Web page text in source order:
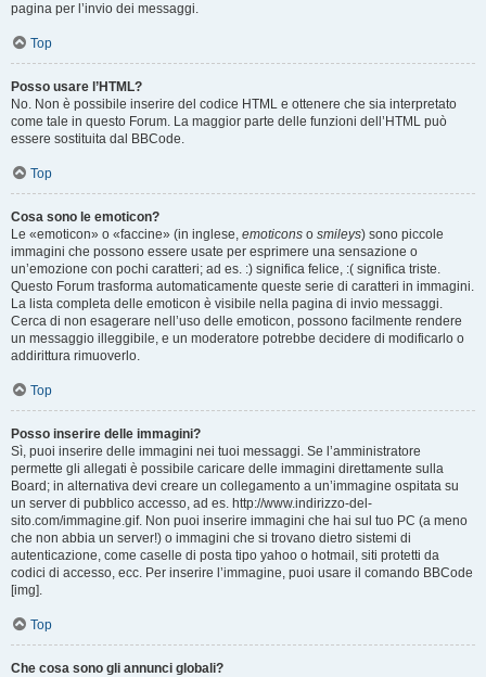
pagina per l’invio dei messaggi.
Top
Posso usare l’HTML?
No. Non è possibile inserire del codice HTML e ottenere che sia interpretato
come tale in questo Forum. La maggior parte delle funzioni dell’HTML può
essere sostituita dal BBCode.
Top
Cosa sono le emoticon?
Le «emoticon» o «faccine» (in inglese, emoticons o smileys) sono piccole
immagini che possono essere usate per esprimere una sensazione o
un’emozione con pochi caratteri; ad es. :) significa felice, :( significa triste.
Questo Forum trasforma automaticamente queste serie di caratteri in immagini.
La lista completa delle emoticon è visibile nella pagina di invio messaggi.
Cerca di non esagerare nell’uso delle emoticon, possono facilmente rendere
un messaggio illeggibile, e un moderatore potrebbe decidere di modificarlo o
addirittura rimuoverlo.
Top
Posso inserire delle immagini?
Sì, puoi inserire delle immagini nei tuoi messaggi. Se l’amministratore
permette gli allegati è possibile caricare delle immagini direttamente sulla
Board; in alternativa devi creare un collegamento a un’immagine ospitata su
un server di pubblico accesso, ad es. http://www.indirizzo-del-
sito.com/immagine.gif. Non puoi inserire immagini che hai sul tuo PC (a meno
che non abbia un server!) o immagini che si trovano dietro sistemi di
autenticazione, come caselle di posta tipo yahoo o hotmail, siti protetti da
codici di accesso, ecc. Per inserire l’immagine, puoi usare il comando BBCode
[img].
Top
Che cosa sono gli annunci globali?